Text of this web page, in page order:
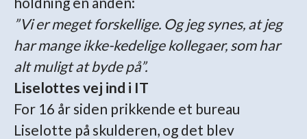
”Vi er meget forskellige. Og jeg synes, at jeg
har mange ikke-kedelige kollegaer, som har
alt muligt at byde på”.
Liselottes vej ind i IT
For 16 år siden prikkende et bureau
Liselotte på skulderen, og det blev